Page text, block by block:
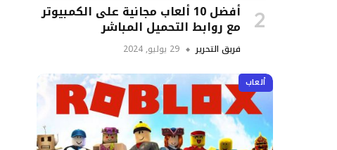
أفضل 10 ألعاب مجانية على الكمبيوتر
مع روابط التحميل المباشر
فريق التحرير 29 يوليو, 2024
ألعاب